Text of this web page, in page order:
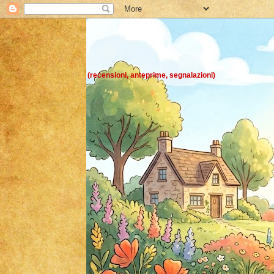
Chicchi di
(recensioni, anteprime, segnalazioni)